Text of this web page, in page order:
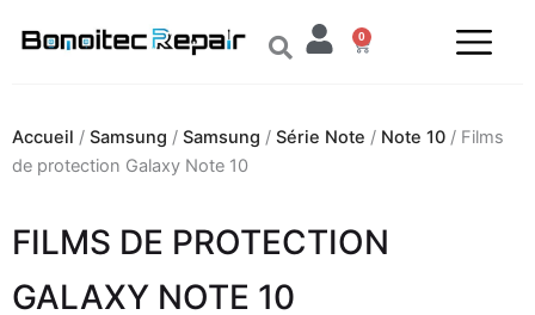
0
Panier
Accueil / Samsung / Samsung / Série Note / Note 10 / Films
de protection Galaxy Note 10
FILMS DE PROTECTION
GALAXY NOTE 10